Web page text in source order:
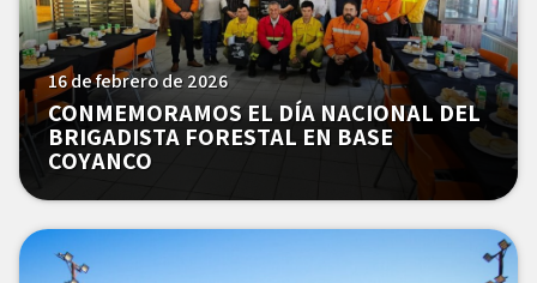
16 de febrero de 2026
CONMEMORAMOS EL DÍA NACIONAL DEL
BRIGADISTA FORESTAL EN BASE
COYANCO